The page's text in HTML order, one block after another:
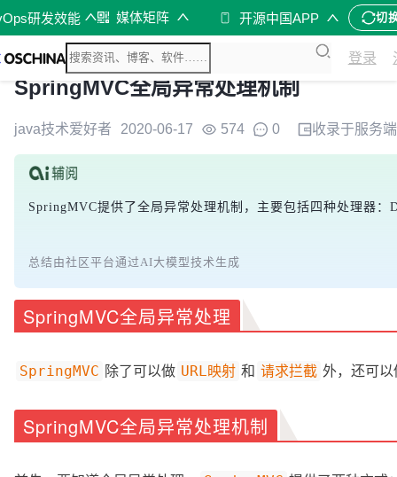
研发效能 媒体矩阵 开源中国APP 切
登录
SpringMVC全局异常处理机制
java技术爱好者 2020-06-17 574 0 收录于服务端
SpringMVC提供了全局异常处理机制，主要包括四种处理器：
总结由社区平台通过AI大模型技术生成
SpringMVC全局异常处理
SpringMVC 除了可以做 URL映射 和 请求拦截 外，还可以
SpringMVC全局异常处理机制